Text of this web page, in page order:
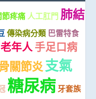
節疼痛 人工肛門 肺結
傳染病分類 巴雷特食
老年人手足口病
關節炎支氣
糖尿病牙套族